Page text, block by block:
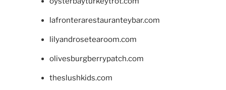
lafronterarestauranteybar.com
lilyandrosetearoom.com
olivesburgberrypatch.com
theslushkids.com